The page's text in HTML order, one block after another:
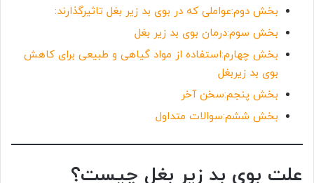
بخش دوم:عواملی که در بوی بد زیر بغل تاثیرگذارند:
بخش سوم:درمان بوی بد زیر بغل
بخش چهارم:استفاده از مواد گیاهی و طبیعی برای کاهش
بوی بد زیربغل
بخش پنجم:سخن آخر
بخش ششم:سوالات متداول
علت بوی بد زیر بغل چیست؟